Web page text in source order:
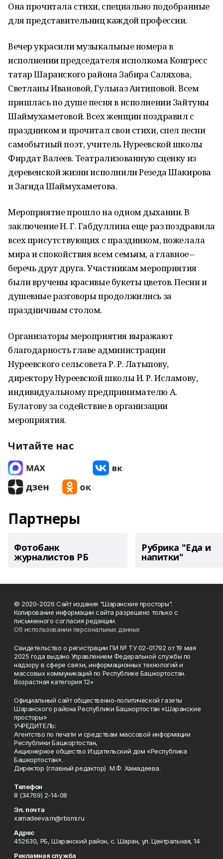
Она прочитала стихи, специально подобранные
для представительниц каждой профессии.
Вечер украсили музыкальные номера в
исполнении председателя исполкома Конгресс
татар Шаранского района Забира Саляхова,
Светланы Ивановой, Гульназ Антиповой. Всем
пришлась по душе песня в исполнении Зайтуны
Шаймухаметовой. Всех женщин поздравил с
праздником и прочитал свои стихи, спел песни
самобытный поэт, учитель Нуреевской школы
Фирдат Валеев. Театрализованную сценку из
деревенской жизни исполнили Резеда Шакирова
и Загида Шаймухаметова.
Мероприятие прошло на одном дыхании. В
заключение Н. Г. Габдуллина еще раз поздравила
всех присутствующих с праздником, пожелала
мира и спокойствия всем семьям, а главное –
беречь друг друга. Участникам мероприятия
были вручены красивые букеты цветов. Песни и
душевные разговоры продолжились за
праздничным столом.
Организаторы мероприятия выражают
благодарность главе администрации
Нуреевского сельсовета Р. Р. Латыпову,
директору Нуреевской школы И. Р. Исламову,
индивидуальному предпринимателю А.
Булатову за содействие в организации
мероприятия.
Читайте нас
Партнеры
Фотобанк
журналистов РБ
Рубрика "Еда и
напитки"
© 2020-2026 Сайт издания "Шаранские просторы".
Копирование информации сайта разрешено только с
письменного согласия редакции.
Об использовании персональных данных
Свидетельство о регистрации ПИ № ТУ 02-01792 от 19 мая
2025 года выдано Управлением Федеральной службы по
надзору в сфере связи, информационных технологий и
массовых коммуникаций по Республике Башкортостан.
Возрастная категория 12+
Официальный сайт общественно-политической газеты
Шаранского района Республики Башкортостан «Шаранские
просторы»
УЧРЕДИТЕЛЬ:
Агентство по печати и средствам массовой информации
Республики Башкортостан,
Акционерное общество Издательский дом «Республика
Башкортостан».
Директор (главный редактор) М.Ф. Хамадеева.
Телефон
8 (34769) 2-14-08
Эл. почта
xamadeeva.m@rbsmi.ru
Адрес
452630, РБ, Шаранский район, с. Шаран, ул. Центральная, 14
Рекламная служба